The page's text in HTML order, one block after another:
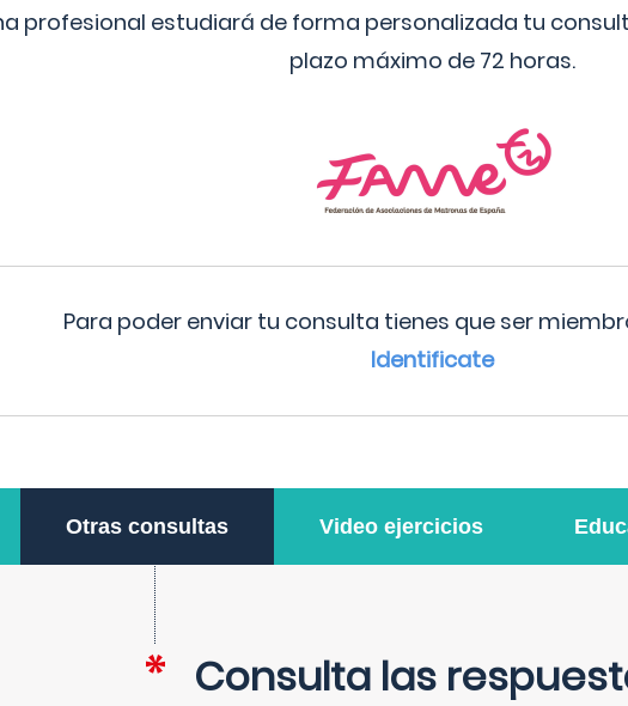
profesional estudiará de forma personalizada tu
plazo máximo de 72 horas.
Para poder enviar tu consulta tienes que ser miembro
Identificate
Otras consultas Video ejercicios
Consulta las